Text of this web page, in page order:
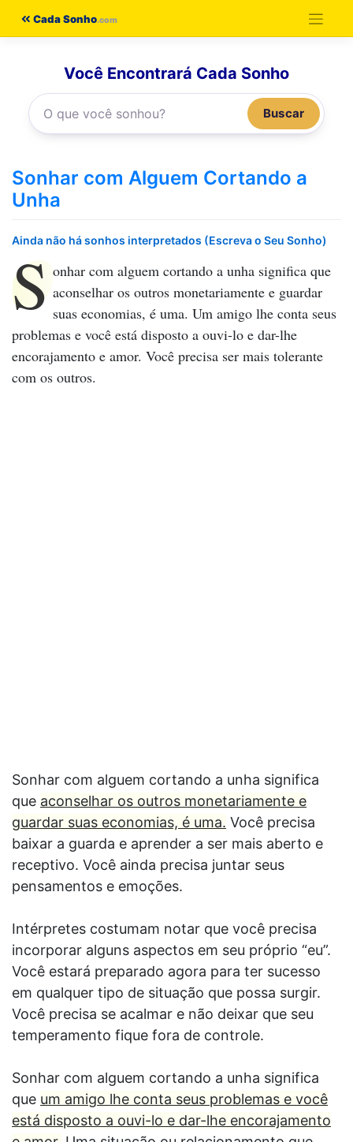
Cada Sonho
Você Encontrará Cada Sonho
Buscar
Sonhar com Alguem Cortando a
Unha
Ainda não há sonhos interpretados (Escreva o Seu Sonho)
S onhar com alguem cortando a unha significa que
aconselhar os outros monetariamente e guardar
suas economias, é uma. Um amigo lhe conta seus
problemas e você está disposto a ouvi-lo e dar-lhe
encorajamento e amor. Você precisa ser mais tolerante
com os outros.
Sonhar com alguem cortando a unha significa
que aconselhar os outros monetariamente e
guardar suas economias, é uma. Você precisa
baixar a guarda e aprender a ser mais aberto e
receptivo. Você ainda precisa juntar seus
pensamentos e emoções.
Intérpretes costumam notar que você precisa
incorporar alguns aspectos em seu próprio “eu”.
Você estará preparado agora para ter sucesso
em qualquer tipo de situação que possa surgir.
Você precisa se acalmar e não deixar que seu
temperamento fique fora de controle.
Sonhar com alguem cortando a unha significa
que um amigo lhe conta seus problemas e você
está disposto a ouvi-lo e dar-lhe encorajamento